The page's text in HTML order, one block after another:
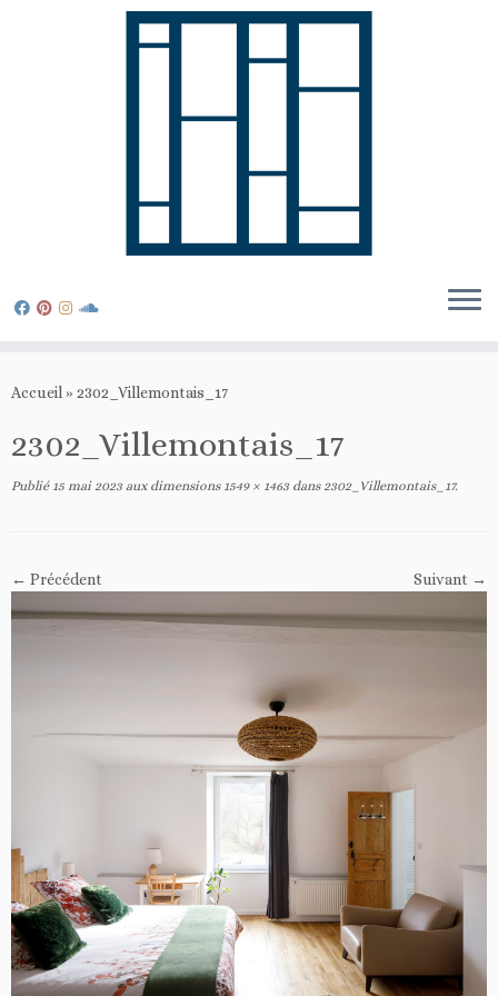
auAccueil » 2302_Villemontais_17
2302_Villemontais_17
Publié 15 mai 2023 aux dimensions1549 × 1463 dans2302_Villemontais_17.
← Précédent Suivant →